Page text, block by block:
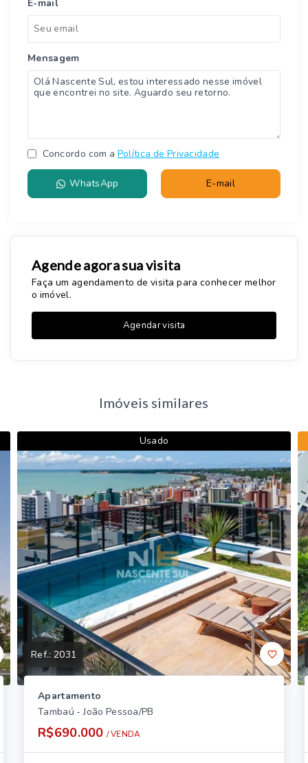
E-mail
Mensagem
Concordo com a Política de Privacidade
WhatsApp E-mail
Agende agora sua visita
Faça um agendamento de visita para conhecer melhor
o imóvel.
Agendar visita
Imóveis similares
Usado
Ref.:2031
Apartamento
Tambaú - João Pessoa/PB
R$690.000 / VENDA